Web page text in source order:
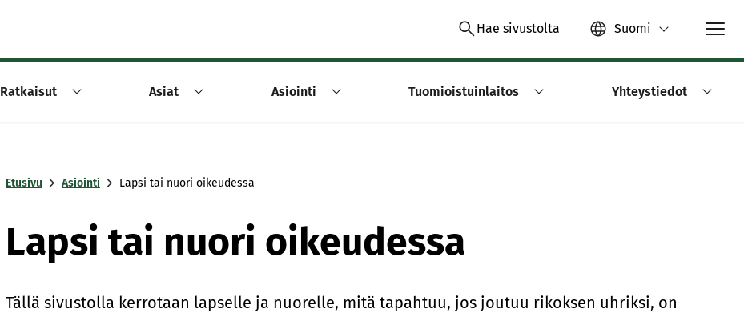
Hae sivustolta Suomi
Ratkaisut Asiat Asiointi Tuomioistuinlaitos Yhteystiedot
Etusivu Asiointi Lapsi tai nuori oikeudessa
Lapsi tai nuori oikeudessa
Tällä sivustolla kerrotaan lapselle ja nuorelle, mitä tapahtuu, jos joutuu rikoksen uhriksi, on